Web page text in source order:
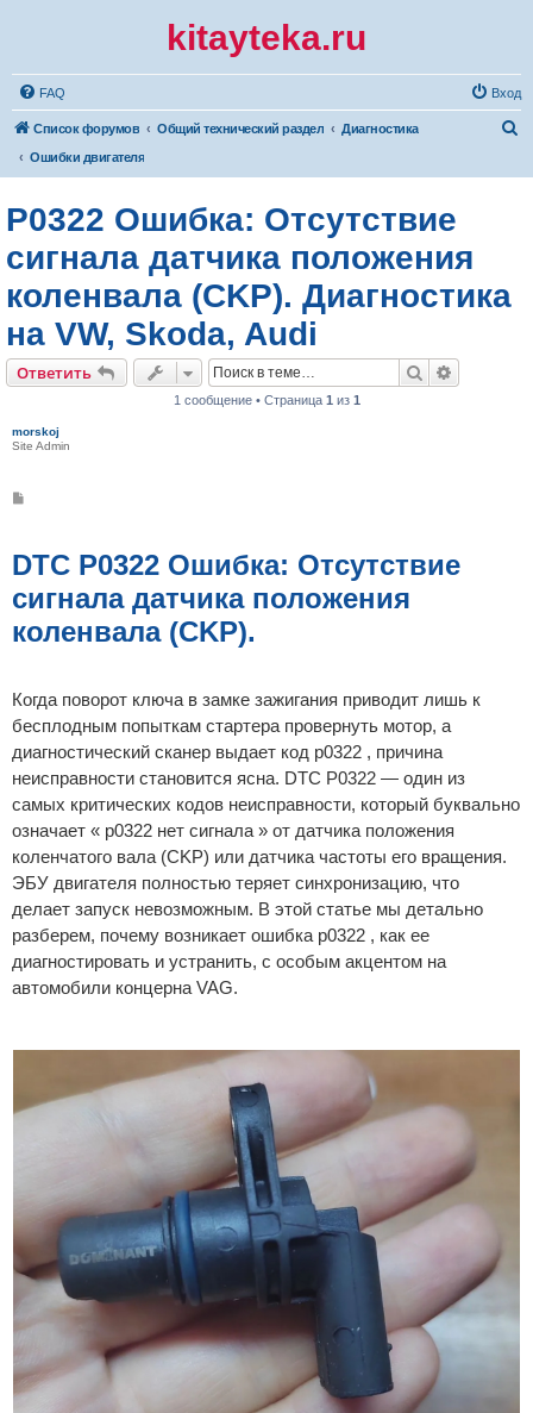
kitayteka.ru
FAQ Вход
Список форумов Общий технический раздел
Диагностика
Ошибки двигателя
P0322 Ошибка: Отсутствие
сигнала датчика положения
коленвала (CKP). Диагностика
на VW, Skoda, Audi
Ответить Поиск
1 сообщение • Страница 1 из 1
morskoj
Site Admin
щ
е
и
е
DTC P0322 Ошибка: Отсутствие
сигнала датчика положения
коленвала (CKP).
Когда поворот ключа в замке зажигания приводит лишь к
бесплодным попыткам стартера провернуть мотор, а
диагностический сканер выдает код p0322 , причина
неисправности становится ясна. DTC P0322 — один из
самых критических кодов неисправности, который буквально
означает « p0322 нет сигнала » от датчика положения
коленчатого вала (CKP) или датчика частоты его вращения.
ЭБУ двигателя полностью теряет синхронизацию, что
делает запуск невозможным. В этой статье мы детально
разберем, почему возникает ошибка p0322 , как ее
диагностировать и устранить, с особым акцентом на
автомобили концерна VAG.